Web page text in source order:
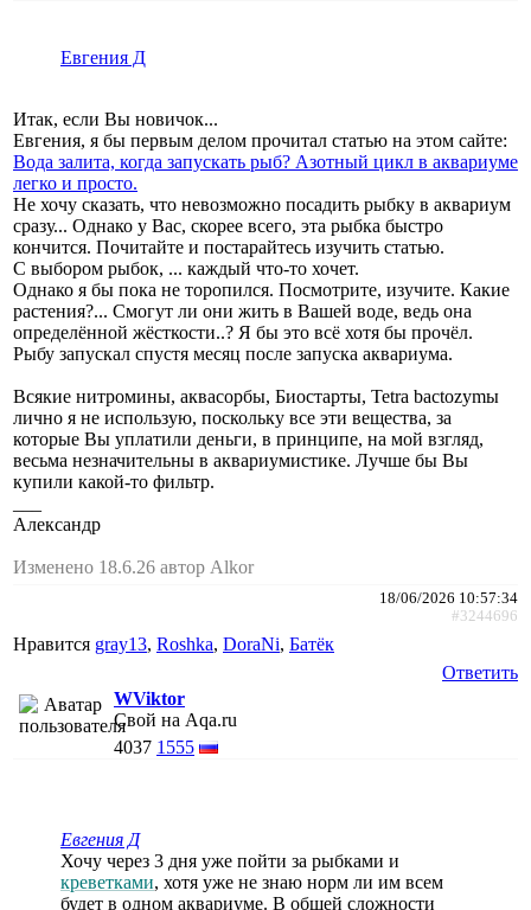
Евгения Д
Итак, если Вы новичок...
Евгения, я бы первым делом прочитал статью на этом сайте:
Вода залита, когда запускать рыб? Азотный цикл в аквариуме
легко и просто.
Не хочу сказать, что невозможно посадить рыбку в аквариум
сразу... Однако у Вас, скорее всего, эта рыбка быстро
кончится. Почитайте и постарайтесь изучить статью.
С выбором рыбок, ... каждый что-то хочет.
Однако я бы пока не торопился. Посмотрите, изучите. Какие
растения?... Смогут ли они жить в Вашей воде, ведь она
определённой жёсткости..? Я бы это всё хотя бы прочёл.
Рыбу запускал спустя месяц после запуска аквариума.
Всякие нитромины, аквасорбы, Биостарты, Tetra bactozymы
лично я не использую, поскольку все эти вещества, за
которые Вы уплатили деньги, в принципе, на мой взгляд,
весьма незначительны в аквариумистике. Лучше бы Вы
купили какой-то фильтр.
Александр
Изменено 18.6.26 автор Alkor
18/06/2026 10:57:34
#3244696
Нравится gray13, Roshka, DoraNi, Батёк
Ответить
WViktor
Свой на Aqa.ru
4037 1555
Евгения Д
Хочу через 3 дня уже пойти за рыбками и
креветками, хотя уже не знаю норм ли им всем
будет в одном аквариуме. В общей сложности